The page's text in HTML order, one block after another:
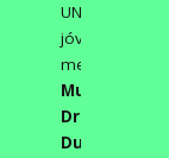
UNESCO
jóváhagyásával
megszületett a
Mura-
Dráva-
Duna